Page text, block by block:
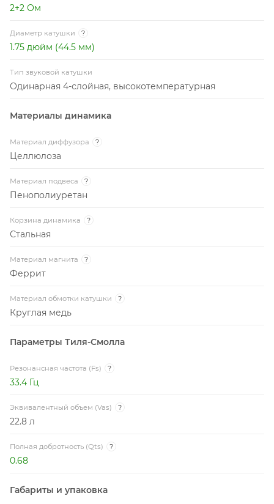
2+2 Ом
Диаметр катушки ?
1.75 дюйм (44.5 мм)
Тип звуковой катушки
Одинарная 4-слойная, высокотемпературная
Материалы динамика
Материал диффузора ?
Целлюлоза
Материал подвеса ?
Пенополиуретан
Корзина динамика ?
Стальная
Материал магнита ?
Феррит
Материал обмотки катушки ?
Круглая медь
Параметры Тиля-Смолла
Резонансная частота (Fs) ?
33.4 Гц
Эквивалентный объем (Vas) ?
22.8 л
Полная добротность (Qts) ?
0.68
Габариты и упаковка